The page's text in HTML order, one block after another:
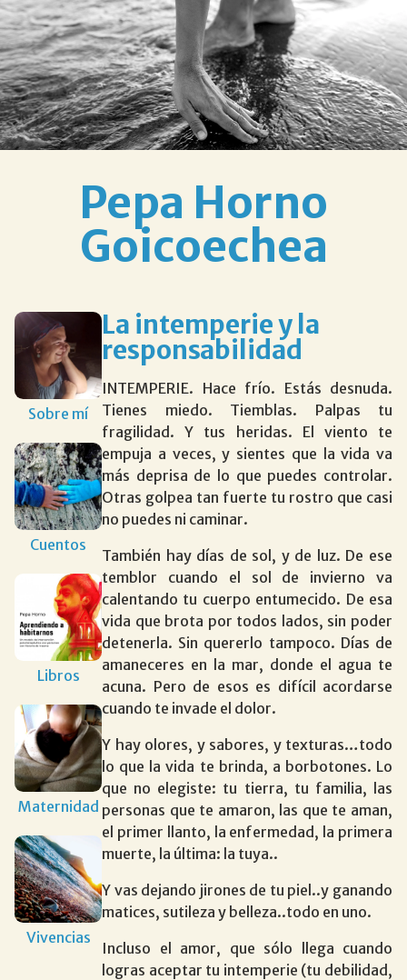
Pepa Horno
Goicoechea
Sobre mí
Cuentos
Libros
Maternidad
Vivencias
La intemperie y la
responsabilidad
INTEMPERIE. Hace frío. Estás desnuda.
Tienes miedo. Tiemblas. Palpas tu
fragilidad. Y tus heridas. El viento te
empuja a veces, y sientes que la vida va
más deprisa de lo que puedes controlar.
Otras golpea tan fuerte tu rostro que casi
no puedes ni caminar.
También hay días de sol, y de luz. De ese
temblor cuando el sol de invierno va
calentando tu cuerpo entumecido. De esa
vida que brota por todos lados, sin poder
detenerla. Sin quererlo tampoco. Días de
amaneceres en la mar, donde el agua te
acuna. Pero de esos es difícil acordarse
cuando te invade el dolor.
Y hay olores, y sabores, y texturas…todo
lo que la vida te brinda, a borbotones. Lo
que no elegiste: tu tierra, tu familia, las
personas que te amaron, las que te aman,
el primer llanto, la enfermedad, la primera
muerte, la última: la tuya..
Y vas dejando jirones de tu piel..y ganando
matices, sutileza y belleza..todo en uno.
Incluso el amor, que sólo llega cuando
logras aceptar tu intemperie (tu debilidad,